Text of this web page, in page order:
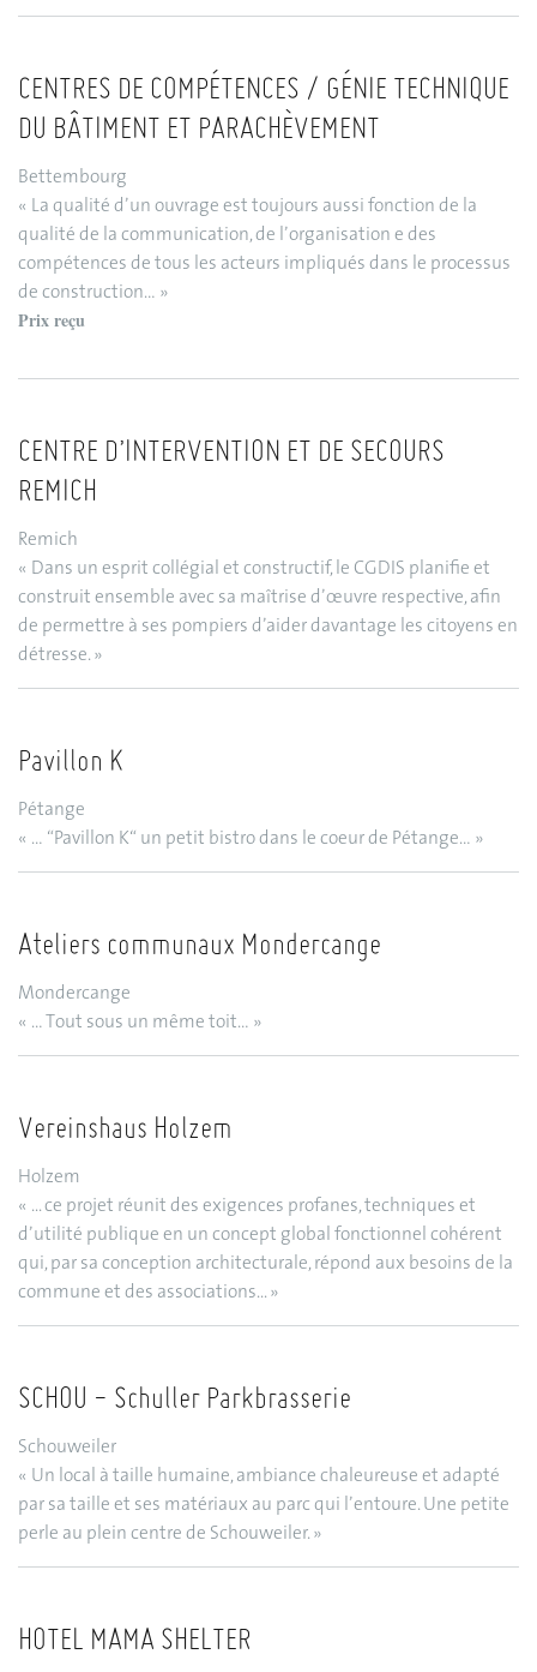
CENTRES DE COMPÉTENCES / GÉNIE TECHNIQUE
DU BÂTIMENT ET PARACHÈVEMENT
Bettembourg
« La qualité d’un ouvrage est toujours aussi fonction de la
qualité de la communication, de l’organisation e des
compétences de tous les acteurs impliqués dans le processus
de construction… »
Prix reçu
CENTRE D’INTERVENTION ET DE SECOURS
REMICH
Remich
« Dans un esprit collégial et constructif, le CGDIS planifie et
construit ensemble avec sa maîtrise d’œuvre respective, afin
de permettre à ses pompiers d’aider davantage les citoyens en
détresse. »
Pavillon K
Pétange
« … “Pavillon K“ un petit bistro dans le coeur de Pétange… »
Ateliers communaux Mondercange
Mondercange
« … Tout sous un même toit… »
Vereinshaus Holzem
Holzem
« ... ce projet réunit des exigences profanes, techniques et
d’utilité publique en un concept global fonctionnel cohérent
qui, par sa conception architecturale, répond aux besoins de la
commune et des associations... »
SCHOU - Schuller Parkbrasserie
Schouweiler
« Un local à taille humaine, ambiance chaleureuse et adapté
par sa taille et ses matériaux au parc qui l’entoure. Une petite
perle au plein centre de Schouweiler. »
HOTEL MAMA SHELTER